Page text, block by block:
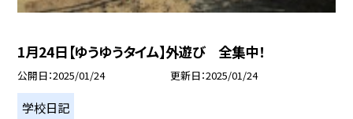
1月24日【ゆうゆうタイム】外遊び 全集中！
公開日 2025/01/24 更新日 2025/01/24
学校日記